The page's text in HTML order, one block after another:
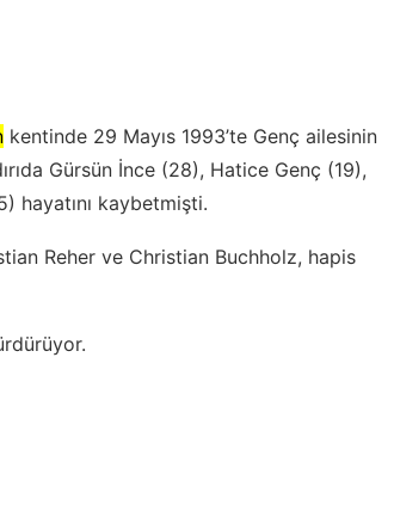
kentinde 29 Mayıs 1993’te Genç ailesinin
Gürsün İnce (28), Hatice Genç (19),
hayatını kaybetmişti.
Reher ve Christian Buchholz, hapis